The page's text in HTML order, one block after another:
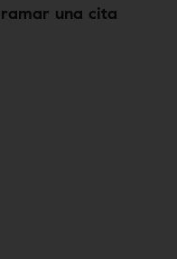
una cita